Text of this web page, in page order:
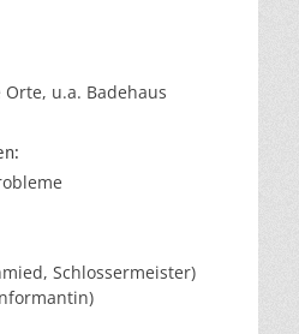
Orte, u.a. Badehaus
Schlossermeister)